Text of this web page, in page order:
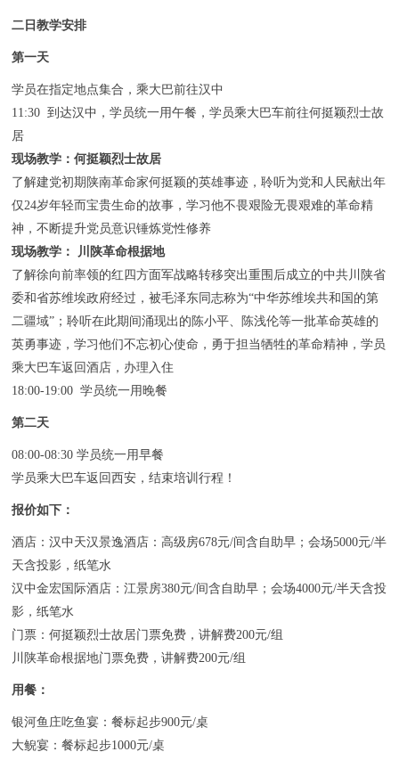
二日教学安排
第一天
学员在指定地点集合，乘大巴前往汉中
11:30 到达汉中，学员统一用午餐，学员乘大巴车前往何挺颖烈士故
居
现场教学：何挺颖烈士故居
了解建党初期陕南革命家何挺颖的英雄事迹，聆听为党和人民献出年
仅24岁年轻而宝贵生命的故事，学习他不畏艰险无畏艰难的革命精
神，不断提升党员意识锤炼党性修养
现场教学：
川陕革命根据地
了解徐向前率领的红四方面军战略转移突出重围后成立的中共川陕省
委和省苏维埃政府经过，被毛泽东同志称为“中华苏维埃共和国的第
二疆域”；聆听在此期间涌现出的陈小平、陈浅伦等一批革命英雄的
英勇事迹，学习他们不忘初心使命，勇于担当牺牲的革命精神，学员
乘大巴车返回酒店，办理入住
18:00-19:00 学员统一用晚餐
第二天
08:00-08:30 学员统一用早餐
学员乘大巴车返回西安，结束培训行程！
报价如下：
酒店：汉中天汉景逸酒店：高级房678元/间含自助早；会场5000元/半
天含投影，纸笔水
汉中金宏国际酒店：江景房380元/间含自助早；会场4000元/半天含投
影，纸笔水
门票：何挺颖烈士故居门票免费，讲解费200元/组
川陕革命根据地门票免费，讲解费200元/组
用餐：
银河鱼庄吃鱼宴：餐标起步900元/桌
大鲵宴：餐标起步1000元/桌